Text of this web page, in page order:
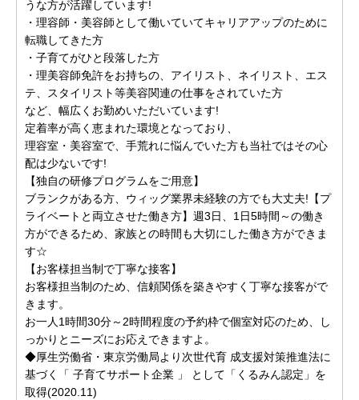
うな方が活躍しています!
・理容師・美容師として働いていてキャリアアップのために
転職してきた方
・子育てがひと段落した方
・理美容師免許をお持ちの、アイリスト、ネイリスト、エス
テ、スタイリスト等美容関連の仕事をされていた方
など、幅広くお勤めいただいています!
定着率が高く恵まれた環境となっており、
理容室・美容室で、手荒れに悩んでいた方も当社ではその心
配は少ないです!
【独自の研修プログラムをご用意】
ブランクがある方、ウィッグ業界未経験の方でも大丈夫!【プ
ライベートと両立させた働き方】週3日、1日5時間～の働き
方ができるため、家族との時間も大切にした働き方ができま
す☆
【お客様担当制で丁寧な接客】
お客様担当制のため、信頼関係を築きやすく丁寧な接客がで
きます。
お一人1時間30分～2時間程度の予約枠で個室対応のため、し
っかりとニーズにお応えできますよ。
◆厚生労働省・東京労働局より次世代育 成支援対策推進法に
基づく「 子育てサポート企業 」 として「くるみん認定」を
取得(2020.11)